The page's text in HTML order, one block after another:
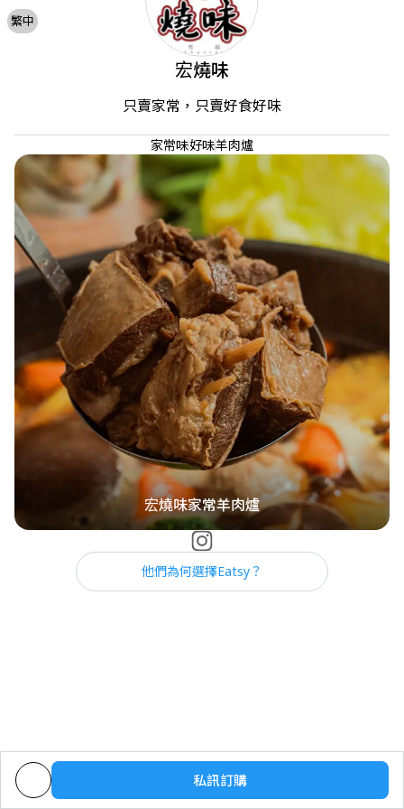
繁中
宏燒味
只賣家常，只賣好食好味
家常味好味羊肉爐
宏燒味家常羊肉爐
他們為何選擇Eatsy？
私訊訂購